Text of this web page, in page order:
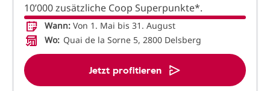
10’000 zusätzliche Coop Superpunkte*.
Wann: Von 1. Mai bis 31. August
Wo: Quai de la Sorne 5, 2800 Delsberg
Jetzt profitieren